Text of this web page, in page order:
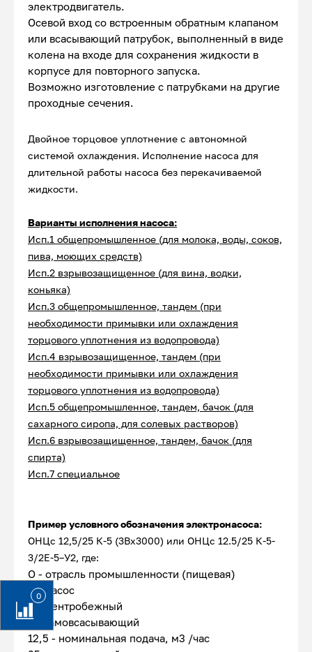
0
электродвигатель.
Осевой вход со встроенным обратным клапаном
или всасывающий патрубок, выполненный в виде
колена на входе для сохранения жидкости в
корпусе для повторного запуска.
Возможно изготовление с патрубками на другие
проходные сечения.
Двойное торцовое уплотнение с автономной
системой охлаждения. Исполнение насоса для
длительной работы насоса без перекачиваемой
жидкости.
Варианты исполнения насоса:
Исп.1 общепромышленное (для молока, воды, соков,
пива, моющих средств)
Исп.2 взрывозащищенное (для вина, водки,
коньяка)
Исп.3 общепромышленное, тандем (при
необходимости примывки или охлаждения
торцового уплотнения из водопровода)
Исп.4 взрывозащищенное, тандем (при
необходимости примывки или охлаждения
торцового уплотнения из водопровода)
Исп.5 общепромышленное, тандем, бачок (для
сахарного сиропа, для солевых растворов)
Исп.6 взрывозащищенное, тандем, бачок (для
спирта)
Исп.7 специальное
Пример условного обозначения электронасоса:
ОНЦс 12,5/25 К-5 (3Вх3000) или ОНЦс 12.5/25 К-5-
3/2Е-5–У2, где:
О - отрасль промышленности (пищевая)
Н - насос
Ц - центробежный
с - самовсасывающий
12,5 - номинальная подача, м3 /час